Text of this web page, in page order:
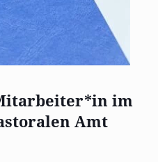
im
Amt